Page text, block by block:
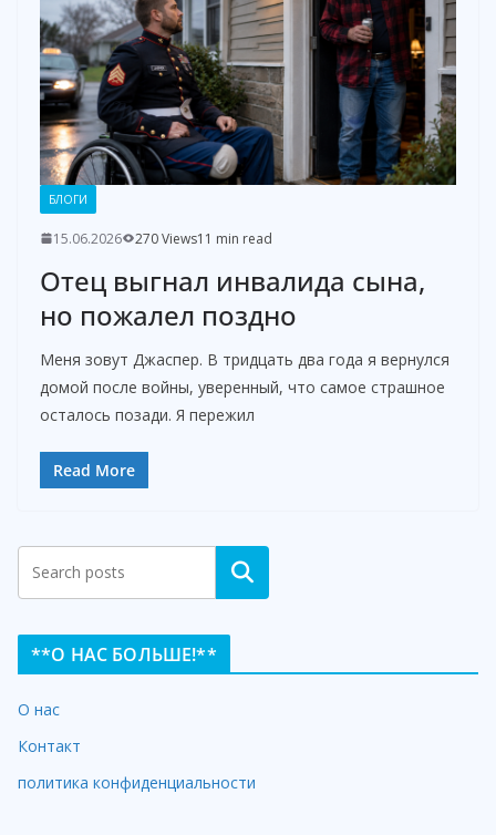
БЛОГИ
15.06.2026 270 Views11 min read
Отец выгнал инвалида сына,
но пожалел поздно
Меня зовут Джаспер. В тридцать два года я вернулся
домой после войны, уверенный, что самое страшное
осталось позади. Я пережил
Read More
Search
**О НАС БОЛЬШЕ!**
О нас
Контакт
политика конфиденциальности